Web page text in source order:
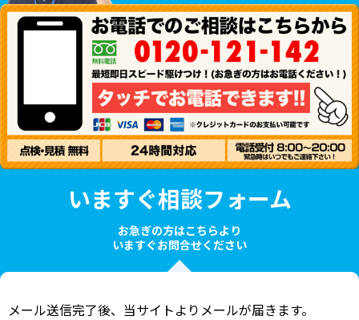
いますぐ相談フォーム
お急ぎの方はこちらより
いますぐお問合せください
メール送信完了後、当サイトよりメールが届きます。